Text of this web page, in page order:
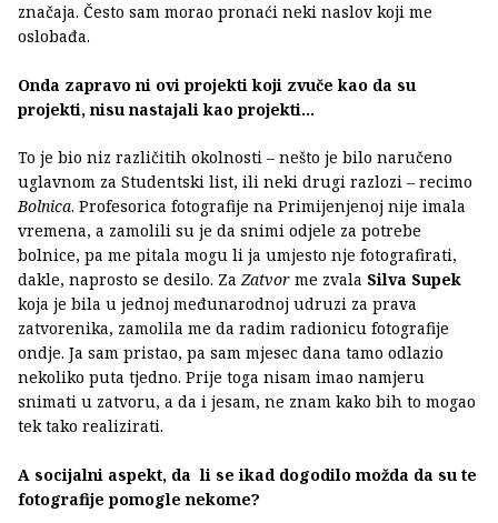
značaja. Često sam morao pronaći neki naslov koji me
oslobađa.
Onda zapravo ni ovi projekti koji zvuče kao da su
projekti, nisu nastajali kao projekti...
To je bio niz različitih okolnosti – nešto je bilo naručeno
uglavnom za Studentski list, ili neki drugi razlozi – recimo
Bolnica. Profesorica fotografije na Primijenjenoj nije imala
vremena, a zamolili su je da snimi odjele za potrebe
bolnice, pa me pitala mogu li ja umjesto nje fotografirati,
dakle, naprosto se desilo. ZaZatvor me zvala Silva Supek
koja je bila u jednoj međunarodnoj udruzi za prava
zatvorenika, zamolila me da radim radionicu fotografije
ondje. Ja sam pristao, pa sam mjesec dana tamo odlazio
nekoliko puta tjedno. Prije toga nisam imao namjeru
snimati u zatvoru, a da i jesam, ne znam kako bih to mogao
tek tako realizirati.
A socijalni aspekt, da li se ikad dogodilo možda da su te
fotografije pomogle nekome?